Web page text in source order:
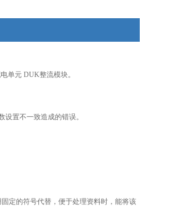
单元 DUK整流模块。
置不一致造成的错误。
定的符号代替，便于处理资料时，能将该